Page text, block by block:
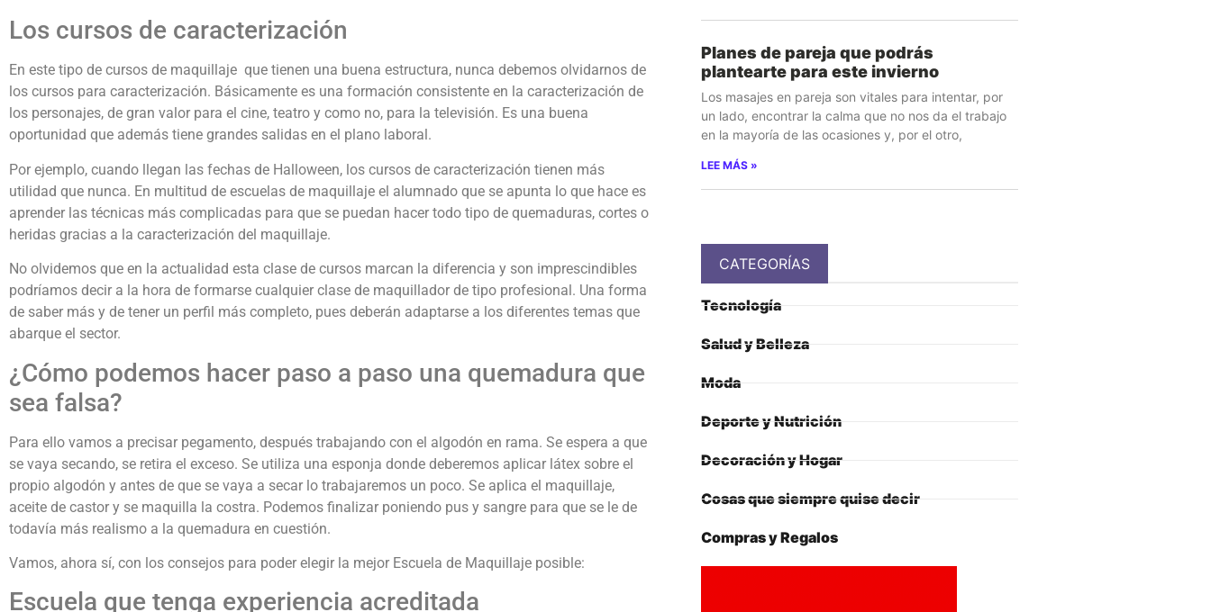
Los cursos de caracterización
En este tipo de cursos de maquillaje que tienen una buena estructura, nunca debemos olvidarnos de
los cursos para caracterización. Básicamente es una formación consistente en la caracterización de
los personajes, de gran valor para el cine, teatro y como no, para la televisión. Es una buena
oportunidad que además tiene grandes salidas en el plano laboral.
Por ejemplo, cuando llegan las fechas de Halloween, los cursos de caracterización tienen más
utilidad que nunca. En multitud de escuelas de maquillaje el alumnado que se apunta lo que hace es
aprender las técnicas más complicadas para que se puedan hacer todo tipo de quemaduras, cortes o
heridas gracias a la caracterización del maquillaje.
No olvidemos que en la actualidad esta clase de cursos marcan la diferencia y son imprescindibles
podríamos decir a la hora de formarse cualquier clase de maquillador de tipo profesional. Una forma
de saber más y de tener un perfil más completo, pues deberán adaptarse a los diferentes temas que
abarque el sector.
¿Cómo podemos hacer paso a paso una quemadura que
sea falsa?
Para ello vamos a precisar pegamento, después trabajando con el algodón en rama. Se espera a que
se vaya secando, se retira el exceso. Se utiliza una esponja donde deberemos aplicar látex sobre el
propio algodón y antes de que se vaya a secar lo trabajaremos un poco. Se aplica el maquillaje,
aceite de castor y se maquilla la costra. Podemos finalizar poniendo pus y sangre para que se le de
todavía más realismo a la quemadura en cuestión.
Vamos, ahora sí, con los consejos para poder elegir la mejor Escuela de Maquillaje posible:
Escuela que tenga experiencia acreditada
Planes de pareja que podrás
plantearte para este invierno
Los masajes en pareja son vitales para intentar, por
un lado, encontrar la calma que no nos da el trabajo
en la mayoría de las ocasiones y, por el otro,
LEE MÁS »
CATEGORÍAS
Tecnología
Salud y Belleza
Moda
Deporte y Nutrición
Decoración y Hogar
Cosas que siempre quise decir
Compras y Regalos